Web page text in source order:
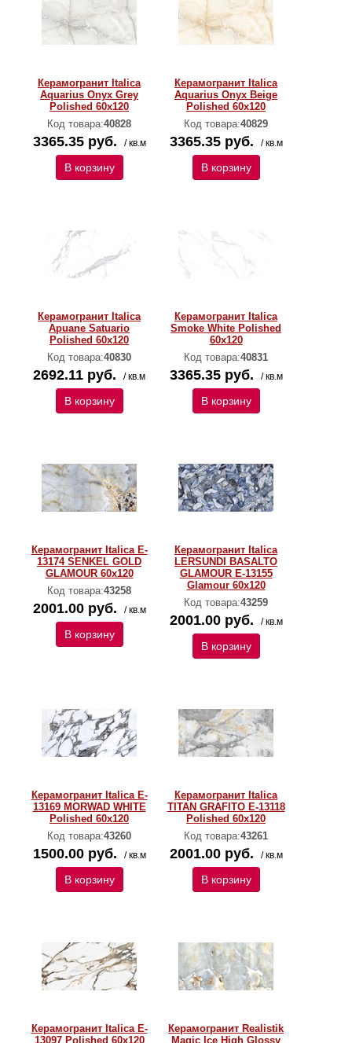
Керамогранит Italica
Aquarius Onyx Grey
Polished 60х120
Код товара:40828
3365.35 руб. / кв.м
В корзину
Керамогранит Italica
Aquarius Onyx Beige
Polished 60х120
Код товара:40829
3365.35 руб. / кв.м
В корзину
Керамогранит Italica
Apuane Satuario
Polished 60х120
Код товара:40830
2692.11 руб. / кв.м
В корзину
Керамогранит Italica
Smoke White Polished
60х120
Код товара:40831
3365.35 руб. / кв.м
В корзину
Керамогранит Italica E-
13174 SENKEL GOLD
GLAMOUR 60х120
Код товара:43258
2001.00 руб. / кв.м
В корзину
Керамогранит Italica
LERSUNDI BASALTO
GLAMOUR E-13155
Glamour 60х120
Код товара:43259
2001.00 руб. / кв.м
В корзину
Керамогранит Italica E-
13169 MORWAD WHITE
Polished 60х120
Код товара:43260
1500.00 руб. / кв.м
В корзину
Керамогранит Italica
TITAN GRAFITO E-13118
Polished 60х120
Код товара:43261
2001.00 руб. / кв.м
В корзину
Керамогранит Italica E-
13097 Polished 60х120
Керамогранит Realistik
Magic Ice High Glossy